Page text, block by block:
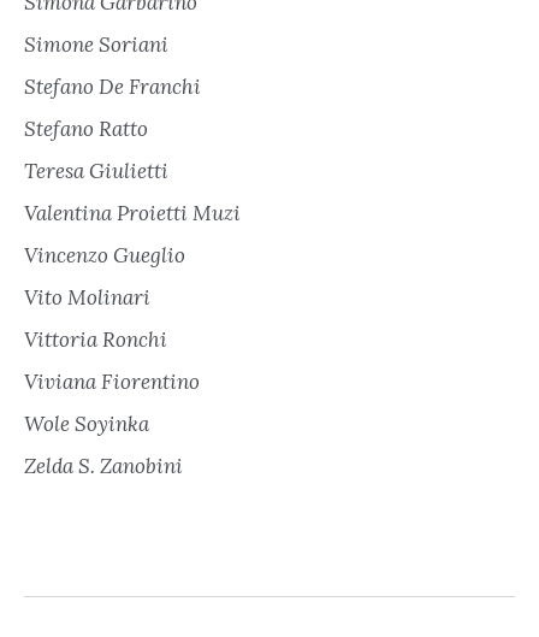
Simone Soriani
Stefano De Franchi
Stefano Ratto
Teresa Giulietti
Valentina Proietti Muzi
Vincenzo Gueglio
Vito Molinari
Vittoria Ronchi
Viviana Fiorentino
Wole Soyinka
Zelda S. Zanobini